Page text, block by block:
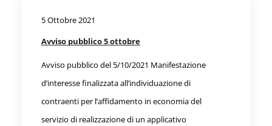
5 Ottobre 2021
Avviso pubblico 5 ottobre
Avviso pubblico del 5/10/2021 Manifestazione
d’interesse finalizzata all’individuazione di
contraenti per l’affidamento in economia del
servizio di realizzazione di un applicativo